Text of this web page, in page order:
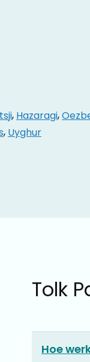
, Hazaragi,
, Uyghur
Tolk
Hoe